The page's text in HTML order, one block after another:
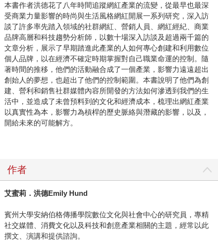
本書作者洪德花了八年時間追蹤網紅產業的流變，從最早也最深
受商業力量影響的時尚與生活風格網紅開展一系列研究，深入訪
談了許多率先踏入領域的社群網紅、營銷人員、網紅經紀、商業
品牌高層和科技趨勢分析師，以數十場深入訪談及超過兩千篇的
文章分析，展示了早期踏進此產業的人如何專心創建和利用數位
個人品牌，以在經濟不確定時期掌握對自己職業命運的控制。隨
著時間的推移，他們的活動融合成了一個產業，影響力遠遠超出
創始人的夢想，也超出了他們的控制範圍。本書說明了他們為創
建、營利和銷售社群媒體內容所開發的方法如何滲透到我們的生
活中，並造成了未曾預料到的文化和經濟成本，梳理出網紅產業
以真實性為本，影響力為槓桿的歷史脈絡與潛藏的影響，以及，
開給未來的可能解方。
作者
艾蜜莉．洪德Emily Hund
賓州大學安納伯格傳播學院數位文化與社會中心的研究員，專精
社交媒體、消費文化以及科技和創意產業相關的主題，經常以此
撰文、演講和提供諮詢。